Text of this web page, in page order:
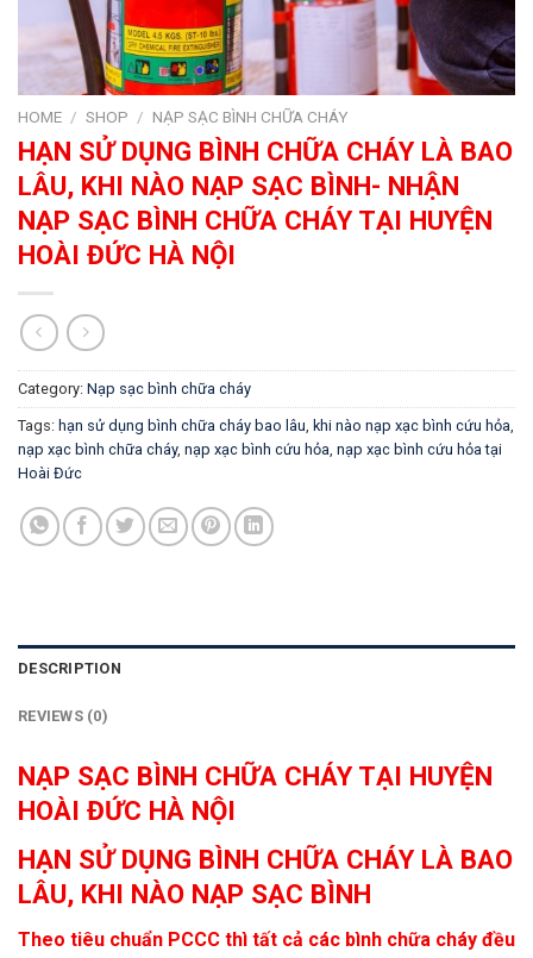
HOME / SHOP / NẠP SẠC BÌNH CHỮA CHÁY
HẠN SỬ DỤNG BÌNH CHỮA CHÁY LÀ BAO
LÂU, KHI NÀO NẠP SẠC BÌNH- NHẬN
NẠP SẠC BÌNH CHỮA CHÁY TẠI HUYỆN
HOÀI ĐỨC HÀ NỘI
Category: Nạp sạc bình chữa cháy
Tags: hạn sử dụng bình chữa cháy bao lâu, khi nào nạp xạc bình cứu hỏa,
nạp xạc bình chữa cháy, nạp xạc bình cứu hỏa, nạp xạc bình cứu hỏa tại
Hoài Đức
DESCRIPTION
REVIEWS (0)
NẠP SẠC BÌNH CHỮA CHÁY TẠI HUYỆN
HOÀI ĐỨC HÀ NỘI
HẠN SỬ DỤNG BÌNH CHỮA CHÁY LÀ BAO
LÂU, KHI NÀO NẠP SẠC BÌNH
Theo tiêu chuẩn PCCC thì tất cả các bình chữa cháy đều